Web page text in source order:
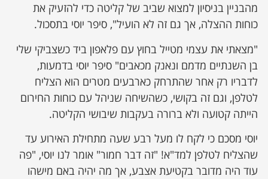
מהבניין בניסיון למצוא שביב של קליטה כדי להזעיק את
כוחות ההצלה, אך גם זה לא הועיל", סיפר יוסי בתסכול.
"מצאתי את עצמי מטייל בחוץ עם פלאפון ביד כשצביקי שלי
בן השנתיים מדמם ונאנק מכאבים" סיפר יוסי בדמעות,
לדבריו רק אחר שהתרחק כארבעים מטרים הוא הצליח
לטלפן, וגם זה בקושי, כשהשיחה שניהל עם כוחות החירום
הייתה קטועה ולא ברורה בעקבות שיבושי הקליטה.
יוסי מסכם כי לקח לו מעל רבע שעה מתחילת האירוע עד
שהצליח לטלפן למד"א! "זה דבר חמור" אומר לנו יוסי, "פה
עוד היה מדובר בקטיעת אצבע, אך מה יהיה באם מישהו